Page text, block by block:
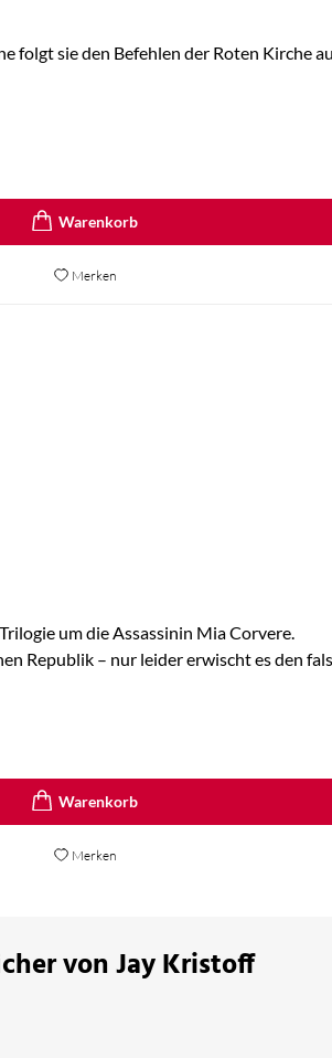
folgt sie den Befehlen der Roten Kirche
Merken
um die Assassinin Mia Corvere.
Republik – nur leider erwischt es den
Merken
von Jay Kristoff